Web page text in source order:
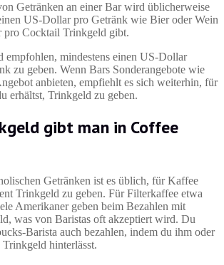
Getränken an einer Bar wird üblicherweise
US-Dollar pro Getränk wie Bier oder Wein
Cocktail Trinkgeld gibt.
empfohlen, mindestens einen US-Dollar
zu geben. Wenn Bars Sonderangebote wie
anbieten, empfiehlt es sich weiterhin, für
erhältst, Trinkgeld zu geben.
gibt man in Coffee
Getränken ist es üblich, für Kaffee
Trinkgeld zu geben. Für Filterkaffee etwa
Amerikaner geben beim Bezahlen mit
was von Baristas oft akzeptiert wird. Du
Barista auch bezahlen, indem du ihm oder
hinterlässt.